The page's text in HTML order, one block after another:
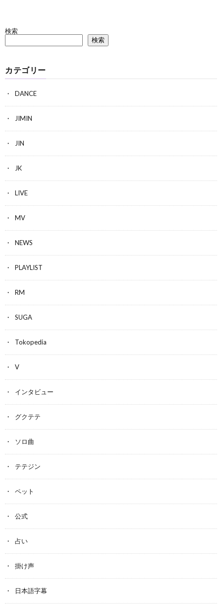
検索
検索
カテゴリー
DANCE
JIMIN
JIN
JK
LIVE
MV
NEWS
PLAYLIST
RM
SUGA
Tokopedia
V
インタビュー
グクテテ
ソロ曲
テテジン
ペット
公式
占い
掛け声
日本語字幕